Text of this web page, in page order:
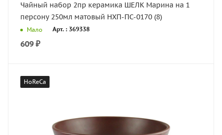
Чайный набор 2пр керамика ШЕЛК Марина на 1
персону 250мл матовый НХП-ПС-0170 (8)
Мало Арт. : 369338
609 ₽
HoReCa